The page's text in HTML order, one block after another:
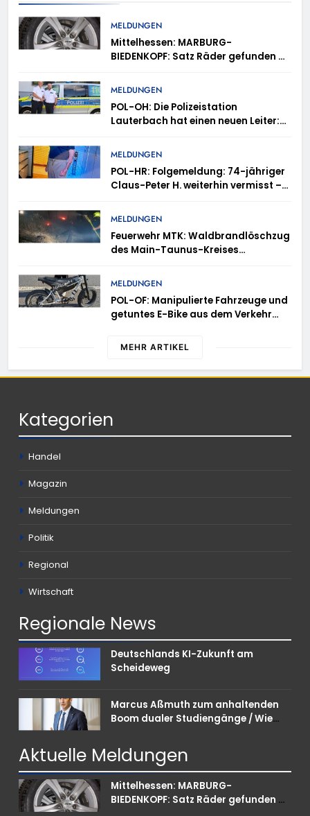
MELDUNGEN
Mittelhessen: MARBURG-
BIEDENKOPF: Satz Räder gefunden –
MELDUNGEN
POL-OH: Die Polizeistation
Lauterbach hat einen neuen Leiter:
MELDUNGEN
POL-HR: Folgemeldung: 74-jähriger
Claus-Peter H. weiterhin vermisst –
MELDUNGEN
Feuerwehr MTK: Waldbrandlöschzug
des Main-Taunus-Kreises
Rheingau-Taunus-Kreis – Rund 45
schwierigem Gelände die Flanken
des Brandgebietes
MELDUNGEN
POL-OF: Manipulierte Fahrzeuge und
getuntes E-Bike aus dem Verkehr
gleich mehrere Verstöße auf
MEHR ARTIKEL
Kategorien
Handel
Magazin
Meldungen
Politik
Regional
Wirtschaft
Regionale News
Deutschlands KI-Zukunft am
Scheideweg
Marcus Aßmuth zum anhaltenden
Boom dualer Studiengänge / Wie
punkten können
Aktuelle Meldungen
Mittelhessen: MARBURG-
BIEDENKOPF: Satz Räder gefunden –